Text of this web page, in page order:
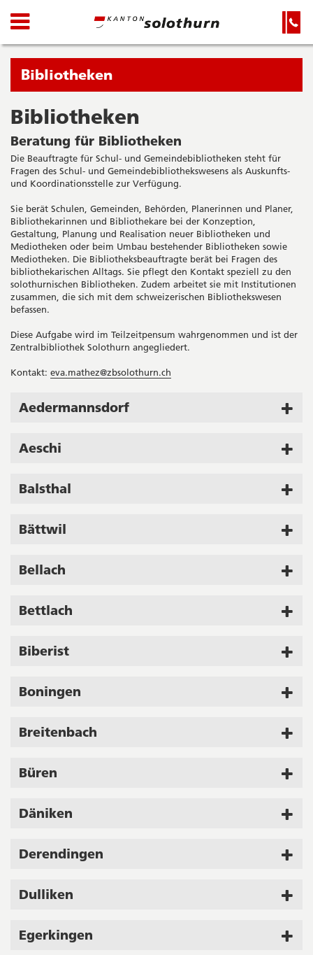
Kanton
Solothurn
Wichtige
Seiten
Startseite
Hauptnavigation
Inhalt
Suche
Navigation
und
Suche
Navigation
Sie
befinden
sich
gerade
in:
Bibliotheken
Bibliotheken
Beratung für Bibliotheken
Die Beauftragte für Schul- und Gemeindebibliotheken steht für
Fragen des Schul- und Gemeindebibliothekswesens als Auskunfts-
und Koordinationsstelle zur Verfügung.
Sie berät Schulen, Gemeinden, Behörden, Planerinnen und Planer,
Bibliothekarinnen und Bibliothekare bei der Konzeption,
Gestaltung, Planung und Realisation neuer Bibliotheken und
Mediotheken oder beim Umbau bestehender Bibliotheken sowie
Mediotheken. Die Bibliotheksbeauftragte berät bei Fragen des
bibliothekarischen Alltags. Sie pflegt den Kontakt speziell zu den
solothurnischen Bibliotheken. Zudem arbeitet sie mit Institutionen
zusammen, die sich mit dem schweizerischen Bibliothekswesen
befassen.
Diese Aufgabe wird im Teilzeitpensum wahrgenommen und ist der
Zentralbibliothek Solothurn angegliedert.
Kontakt: eva.mathez@zbsolothurn.ch
Aedermannsdorf
Aeschi
Balsthal
Bättwil
Bellach
Bettlach
Biberist
Boningen
Breitenbach
Büren
Däniken
Derendingen
Dulliken
Egerkingen